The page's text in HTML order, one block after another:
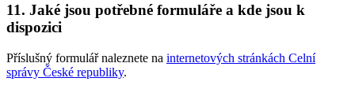
11. Jaké jsou potřebné formuláře a kde jsou k
dispozici
Příslušný formulář naleznete na internetových stránkách Celní
správy České republiky.